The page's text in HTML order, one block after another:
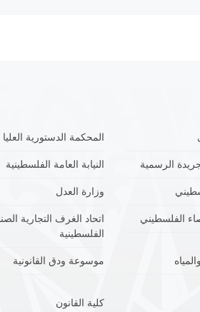
المحكمة الدستورية العليا
الرسمية النيابة العامة الفلسطينية
وزارة العدل
الفلسطيني
اتحاد الغرف التجارية
الفلسطينية
موسوعة ودق القانونية
كلية القانون